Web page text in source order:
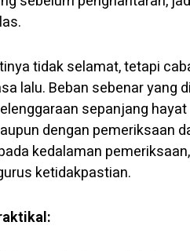
tidak selamat, tetapi
lalu. Beban sebenar yang
sepanjang
dengan pemeriksaan
kedalaman
ketidakpastian.